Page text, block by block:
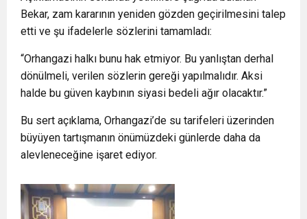
Bekar, zam kararının yeniden gözden geçirilmesini talep
etti ve şu ifadelerle sözlerini tamamladı:
“Orhangazi halkı bunu hak etmiyor. Bu yanlıştan derhal
dönülmeli, verilen sözlerin gereği yapılmalıdır. Aksi
halde bu güven kaybının siyasi bedeli ağır olacaktır.”
Bu sert açıklama, Orhangazi’de su tarifeleri üzerinden
büyüyen tartışmanın önümüzdeki günlerde daha da
alevleneceğine işaret ediyor.